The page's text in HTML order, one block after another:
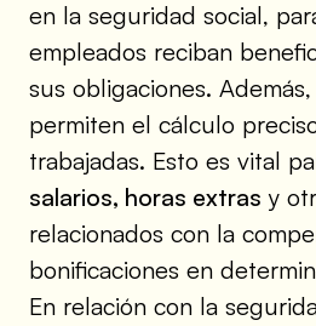
en la seguridad social,
empleados reciban
sus obligaciones.
permiten el cálculo
trabajadas. Esto es vital
salarios, horas extras y
relacionados con la
bonificaciones en
En relación con la